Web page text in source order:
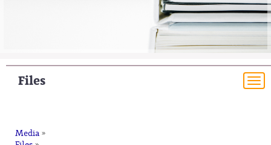
Files
Media »